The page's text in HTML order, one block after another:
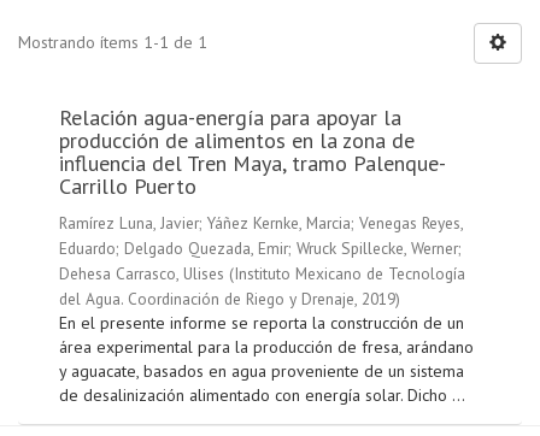
Mostrando ítems 1-1 de 1
Relación agua-energía para apoyar la
producción de alimentos en la zona de
influencia del Tren Maya, tramo Palenque-
Carrillo Puerto
Ramírez Luna, Javier; Yáñez Kernke, Marcia; Venegas Reyes,
Eduardo; Delgado Quezada, Emir; Wruck Spillecke, Werner;
Dehesa Carrasco, Ulises (Instituto Mexicano de Tecnología
del Agua. Coordinación de Riego y Drenaje, 2019)
En el presente informe se reporta la construcción de un
área experimental para la producción de fresa, arándano
y aguacate, basados en agua proveniente de un sistema
de desalinización alimentado con energía solar. Dicho ...